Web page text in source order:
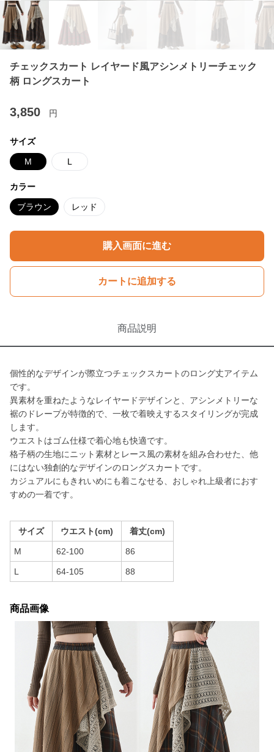
チェックスカート レイヤード風アシンメトリーチェック
柄 ロングスカート
3,850 円
サイズ
M L
カラー
ブラウン レッド
購入画面に進む
カートに追加する
商品説明
個性的なデザインが際立つチェックスカートのロング丈アイテム
です。
異素材を重ねたようなレイヤードデザインと、アシンメトリーな
裾のドレープが特徴的で、一枚で着映えするスタイリングが完成
します。
ウエストはゴム仕様で着心地も快適です。
格子柄の生地にニット素材とレース風の素材を組み合わせた、他
にはない独創的なデザインのロングスカートです。
カジュアルにもきれいめにも着こなせる、おしゃれ上級者におす
すめの一着です。
サイズ ウエスト(cm) 着丈(cm)
M 62-100 86
L 64-105 88
商品画像